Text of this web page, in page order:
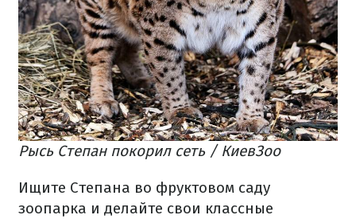
Рысь Степан покорил сеть / КиевЗоо
Ищите Степана во фруктовом саду
зоопарка и делайте свои классные